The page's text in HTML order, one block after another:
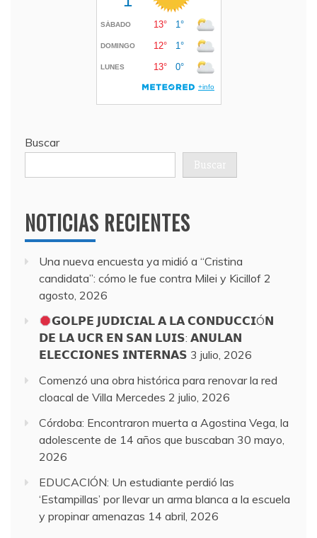
Buscar
Buscar
NOTICIAS RECIENTES
Una nueva encuesta ya midió a “Cristina
candidata”: cómo le fue contra Milei y Kicillof 2
agosto, 2026
𝗚𝗢𝗟𝗣𝗘 𝗝𝗨𝗗𝗜𝗖𝗜𝗔𝗟 𝗔 𝗟𝗔 𝗖𝗢𝗡𝗗𝗨𝗖𝗖𝗜Ó𝗡
𝗗𝗘 𝗟𝗔 𝗨𝗖𝗥 𝗘𝗡 𝗦𝗔𝗡 𝗟𝗨𝗜𝗦: 𝗔𝗡𝗨𝗟𝗔𝗡
𝗘𝗟𝗘𝗖𝗖𝗜𝗢𝗡𝗘𝗦 𝗜𝗡𝗧𝗘𝗥𝗡𝗔𝗦 3 julio, 2026
Comenzó una obra histórica para renovar la red
cloacal de Villa Mercedes 2 julio, 2026
Córdoba: Encontraron muerta a Agostina Vega, la
adolescente de 14 años que buscaban 30 mayo,
2026
EDUCACIÓN: Un estudiante perdió las
‘Estampillas’ por llevar un arma blanca a la escuela
y propinar amenazas 14 abril, 2026